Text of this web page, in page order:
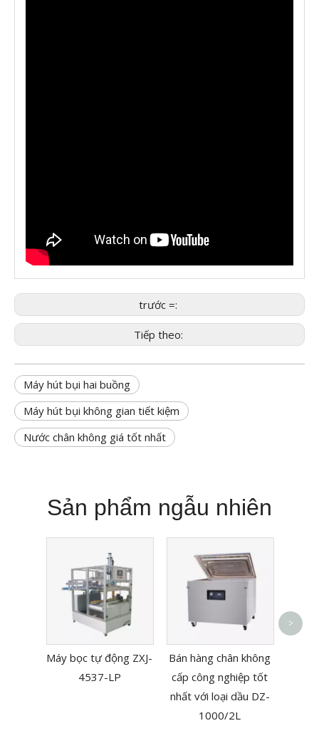
trước =:
Tiếp theo:
Máy hút bụi hai buồng
Máy hút bụi không gian tiết kiệm
Nước chân không giá tốt nhất
Sản phẩm ngẫu nhiên
Máy bọc tự động ZXJ-
4537-LP
Bán hàng chân không
cấp công nghiệp tốt
nhất với loại dầu DZ-
1000/2L
Chất
>